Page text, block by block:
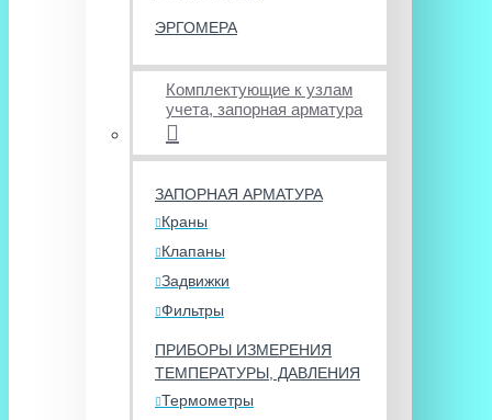
ЭРГОМЕРА
Комплектующие к узлам
учета, запорная арматура
ЗАПОРНАЯ АРМАТУРА
Краны
Клапаны
Задвижки
Фильтры
ПРИБОРЫ ИЗМЕРЕНИЯ
ТЕМПЕРАТУРЫ, ДАВЛЕНИЯ
Термометры